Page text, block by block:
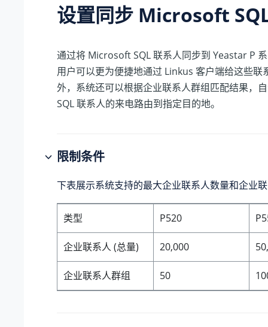
设置同步 Microsoft
通过将 Microsoft SQL 联系人同步到 Yeastar P
用户可以更为便捷地通过 Linkus 客户端给这些联
外，系统还可以根据企业联系人群组匹配结果，
SQL 联系人的来电路由到指定目的地。
限制条件
下表展示系统支持的最大企业联系人数量和企业
类型 P520
企业联系人 (总量) 20,000
企业联系人群组 50